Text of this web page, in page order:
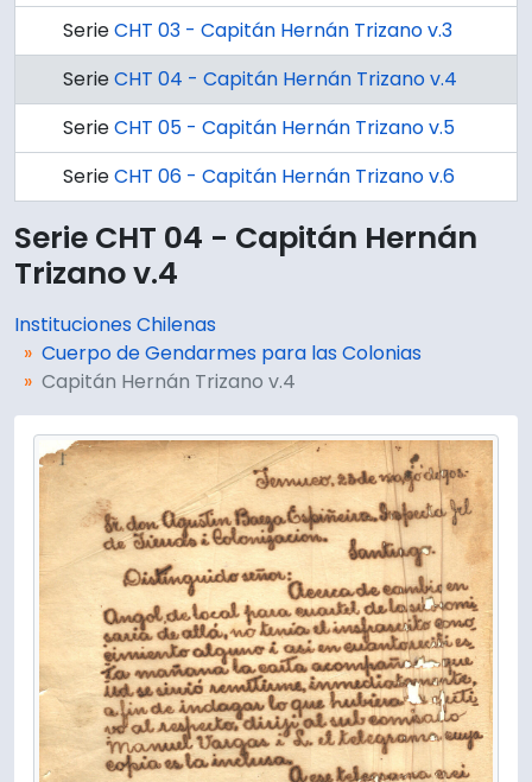
SerieCHT 03 - Capitán Hernán Trizano v.3
SerieCHT 04 - Capitán Hernán Trizano v.4
SerieCHT 05 - Capitán Hernán Trizano v.5
SerieCHT 06 - Capitán Hernán Trizano v.6
Serie CHT 04 - Capitán Hernán
Trizano v.4
Instituciones Chilenas
Cuerpo de Gendarmes para las Colonias
Capitán Hernán Trizano v.4